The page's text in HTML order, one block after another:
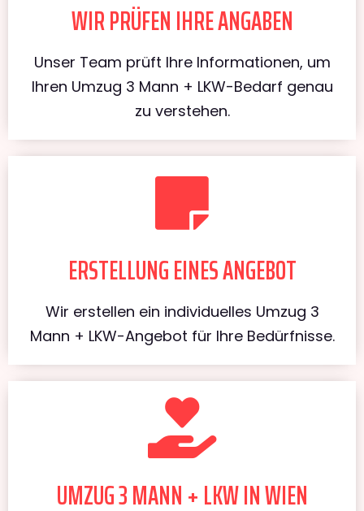
WIR PRÜFEN IHRE ANGABEN
Unser Team prüft Ihre Informationen, um
Ihren Umzug 3 Mann + LKW-Bedarf genau
zu verstehen.
ERSTELLUNG EINES ANGEBOT
Wir erstellen ein individuelles Umzug 3
Mann + LKW-Angebot für Ihre Bedürfnisse.
UMZUG 3 MANN + LKW IN WIEN